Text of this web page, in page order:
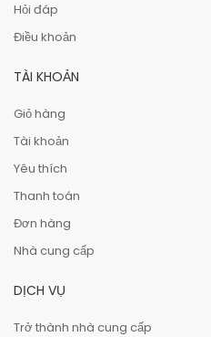
Hỏi đáp
Điều khoản
TÀI KHOẢN
Giỏ hàng
Tài khoản
Yêu thích
Thanh toán
Đơn hàng
Nhà cung cấp
DỊCH VỤ
Trở thành nhà cung cấp